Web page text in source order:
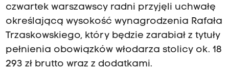
czwartek warszawscy radni przyjęli uchwałę
określającą wysokość wynagrodzenia Rafała
Trzaskowskiego, który będzie zarabiał z tytuły
pełnienia obowiązków włodarza stolicy ok. 18
293 zł brutto wraz z dodatkami.